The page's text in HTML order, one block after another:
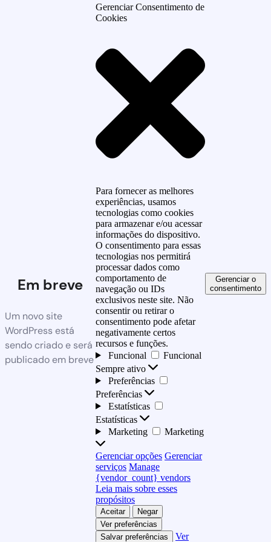
Em breve
Um novo site
WordPress está
sendo criado e será
publicado em breve
Gerenciar Consentimento de
Cookies
Para fornecer as melhores
experiências, usamos
tecnologias como cookies
para armazenar e/ou acessar
informações do dispositivo.
O consentimento para essas
tecnologias nos permitirá
processar dados como
comportamento de
navegação ou IDs
exclusivos neste site. Não
consentir ou retirar o
consentimento pode afetar
negativamente certos
recursos e funções.
Funcional
Funcional
Sempre ativo
Preferências
Preferências
Estatísticas
Estatísticas
Marketing
Marketing
Gerenciar opções Gerenciar
serviços Manage
{vendor_count} vendors
Leia mais sobre esses
propósitos
Aceitar
Negar
Ver preferências
Salvar preferências
Ver
Gerenciar o
consentimento